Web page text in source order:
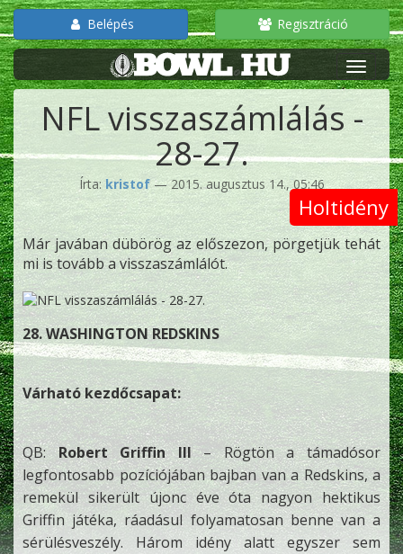
Belépés Regisztráció
NFL visszaszámlálás -
28-27.
Írta: kristof— 2015. augusztus 14., 05:46
Holtidény
Már javában dübörög az előszezon, pörgetjük tehát
mi is tovább a visszaszámlálót.
28. WASHINGTON REDSKINS
Várható kezdőcsapat:
QB:Robert Griffin III– Rögtön a támadósor
legfontosabb pozíciójában bajban van a Redskins, a
remekül sikerült újonc éve óta nagyon hektikus
Griffin játéka, ráadásul folyamatosan benne van a
sérülésveszély. Három idény alatt egyszer sem